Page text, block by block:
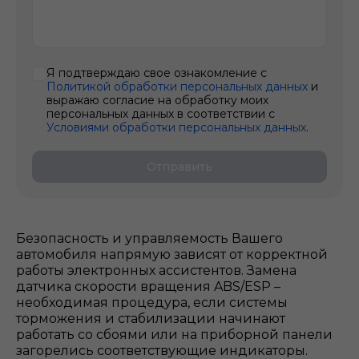
Безопасность и управляемость Вашего
автомобиля напрямую зависят от корректной
работы электронных ассистентов. Замена
датчика скорости вращения ABS/ESP –
необходимая процедура, если системы
торможения и стабилизации начинают
работать со сбоями или на приборной панели
загорелись соответствующие индикаторы.
Я подтверждаю свое ознакомление с
Политикой обработки персональных данных и
выражаю согласие на обработку моих
персональных данных в соответствии с
Условиями обработки персональных данных.